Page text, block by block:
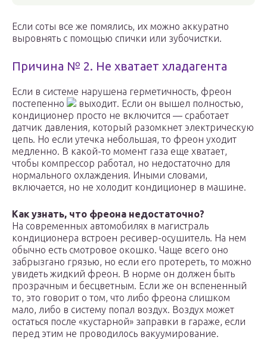
Если соты все же помялись, их можно аккуратно
выровнять с помощью спички или зубочистки.
Причина № 2. Не хватает хладагента
Если в системе нарушена герметичность, фреон
постепенно
выходит. Если он вышел полностью,
кондиционер просто не включится — сработает
датчик давления, который разомкнет электрическую
цепь. Но если утечка небольшая, то фреон уходит
медленно. В какой-то момент газа еще хватает,
чтобы компрессор работал, но недостаточно для
нормального охлаждения. Иными словами,
включается, но не холодит кондиционер в машине.
Как узнать, что фреона недостаточно?
На современных автомобилях в магистраль
кондиционера встроен ресивер-осушитель. На нем
обычно есть смотровое окошко. Чаще всего оно
забрызгано грязью, но если его протереть, то можно
увидеть жидкий фреон. В норме он должен быть
прозрачным и бесцветным. Если же он вспененный
то, это говорит о том, что либо фреона слишком
мало, либо в систему попал воздух. Воздух может
остаться после «кустарной» заправки в гараже, если
перед этим не проводилось вакуумирование.